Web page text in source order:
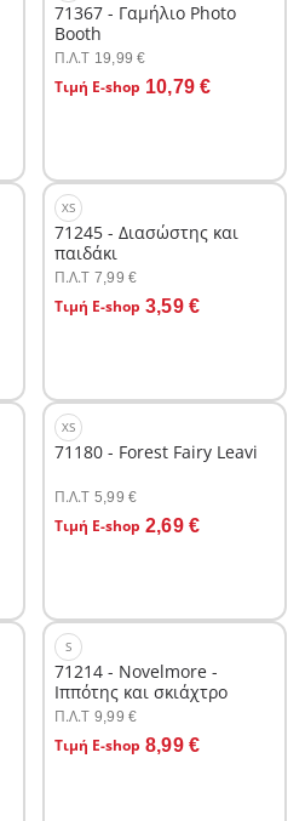
71367 - Γαμήλιο Photo
Booth
Π.Λ.T 19,99 €
Τιμή E-shop 10,79 €
Στο καλάθι
XS
71245 - Διασώστης και
παιδάκι
Π.Λ.T 7,99 €
Τιμή E-shop 3,59 €
Στο καλάθι
XS
71180 - Forest Fairy Leavi
Π.Λ.T 5,99 €
Τιμή E-shop 2,69 €
Στο καλάθι
S
71214 - Novelmore -
Ιππότης και σκιάχτρο
Π.Λ.T 9,99 €
Τιμή E-shop 8,99 €
Στο καλάθι